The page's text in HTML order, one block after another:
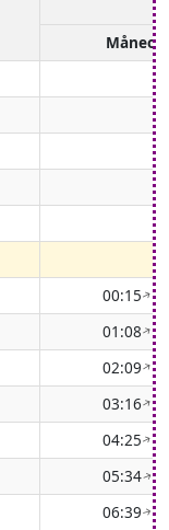
-
00:15↑(
01:08↑(
02:09↑(
03:16↑(
04:25↑(
05:34↑(
06:39↑(